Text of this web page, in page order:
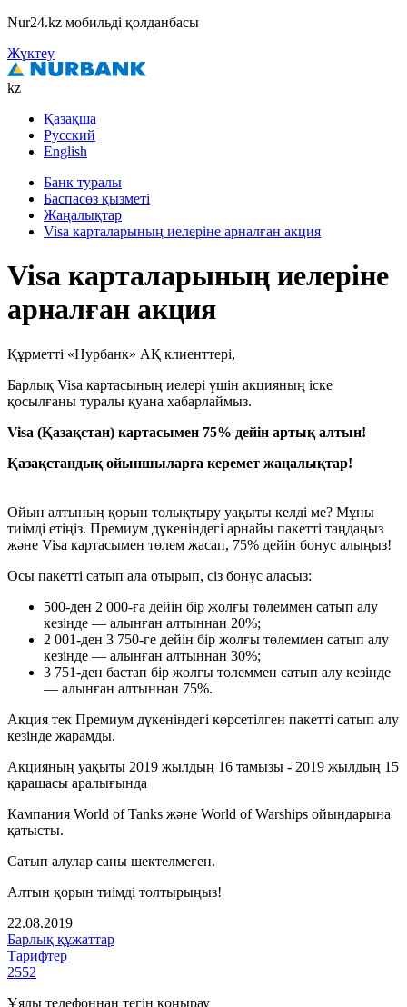
Nur24.kz мобильді қолданбасы
Жүктеу
kz
Қазақша
Русский
English
Банк туралы
Баспасөз қызметі
Жаңалықтар
Visa карталарының иелеріне арналған акция
Visa карталарының иелеріне
арналған акция
Құрметті «Нурбанк» АҚ клиенттері,
Барлық Visa картасының иелері үшін акцияның іске
қосылғаны туралы қуана хабарлаймыз.
Visa (Қазақстан) картасымен 75% дейін артық алтын!
Қазақстандық ойыншыларға керемет жаңалықтар!
Ойын алтының қорын толықтыру уақыты келді ме? Мұны
тиімді етіңіз. Премиум дүкеніндегі арнайы пакетті таңдаңыз
және Visa картасымен төлем жасап, 75% дейін бонус алыңыз!
Осы пакетті сатып ала отырып, сіз бонус аласыз:
500-ден 2 000-ға дейін бір жолғы төлеммен сатып алу
кезінде — алынған алтыннан 20%;
2 001-ден 3 750-ге дейін бір жолғы төлеммен сатып алу
кезінде — алынған алтыннан 30%;
3 751-ден бастап бір жолғы төлеммен сатып алу кезінде
— алынған алтыннан 75%.
Акция тек Премиум дүкеніндегі көрсетілген пакетті сатып алу
кезінде жарамды.
Акцияның уақыты 2019 жылдың 16 тамызы - 2019 жылдың 15
қарашасы аралығында
Кампания World of Tanks және World of Warships ойындарына
қатысты.
Сатып алулар саны шектелмеген.
Алтын қорын тиімді толтырыңыз!
22.08.2019
Барлық құжаттар
Тарифтер
2552
Ұялы телефоннан тегін қоңырау